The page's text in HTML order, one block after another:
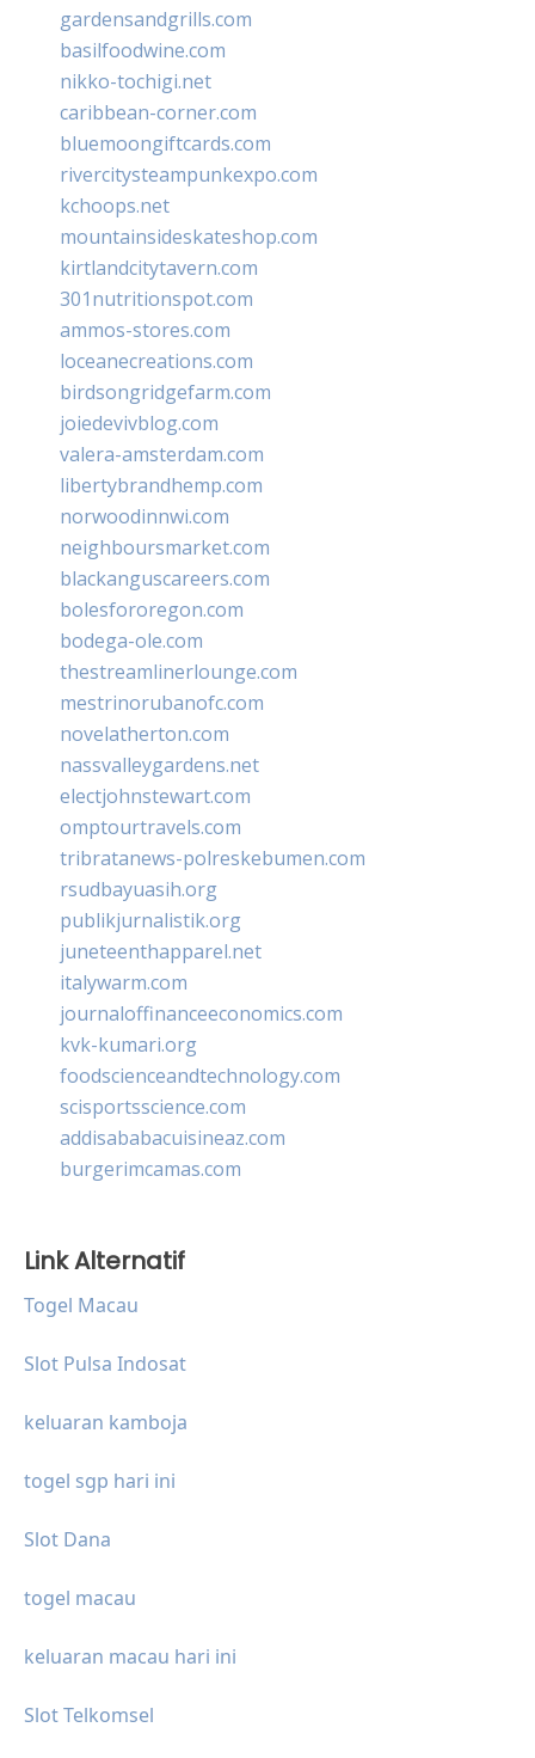
gardensandgrills.com
basilfoodwine.com
nikko-tochigi.net
caribbean-corner.com
bluemoongiftcards.com
rivercitysteampunkexpo.com
kchoops.net
mountainsideskateshop.com
kirtlandcitytavern.com
301nutritionspot.com
ammos-stores.com
loceanecreations.com
birdsongridgefarm.com
joiedevivblog.com
valera-amsterdam.com
libertybrandhemp.com
norwoodinnwi.com
neighboursmarket.com
blackanguscareers.com
bolesfororegon.com
bodega-ole.com
thestreamlinerlounge.com
mestrinorubanofc.com
novelatherton.com
nassvalleygardens.net
electjohnstewart.com
omptourtravels.com
tribratanews-polreskebumen.com
rsudbayuasih.org
publikjurnalistik.org
juneteenthapparel.net
italywarm.com
journaloffinanceeconomics.com
kvk-kumari.org
foodscienceandtechnology.com
scisportsscience.com
addisababacuisineaz.com
burgerimcamas.com
Link Alternatif
Togel Macau
Slot Pulsa Indosat
keluaran kamboja
togel sgp hari ini
Slot Dana
togel macau
keluaran macau hari ini
Slot Telkomsel